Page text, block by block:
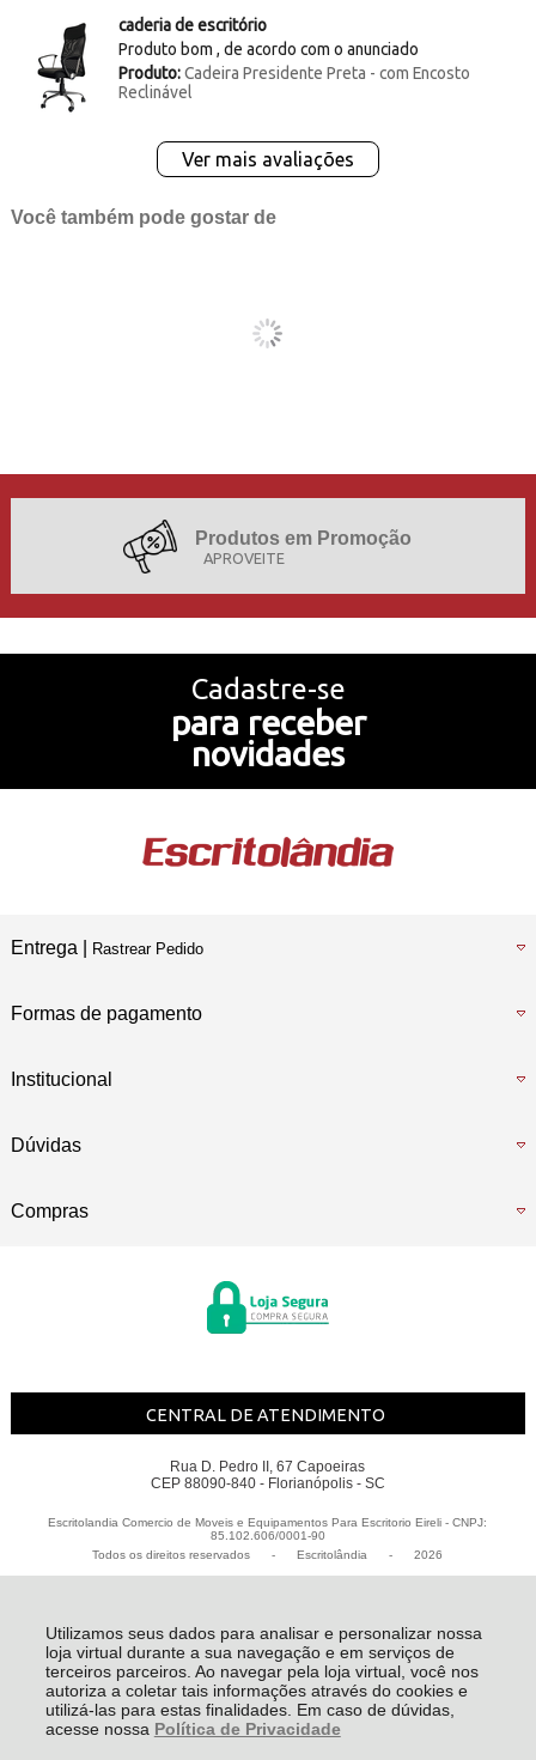
Utilizamos seus dados para analisar e personalizar nossa
loja virtual durante a sua navegação e em serviços de
terceiros parceiros. Ao navegar pela loja virtual, você nos
autoriza a coletar tais informações através do cookies e
utilizá-las para estas finalidades. Em caso de dúvidas,
acesse nossa Política de Privacidade
caderia de escritório
Produto bom , de acordo com o anunciado
Produto:Cadeira Presidente Preta - com Encosto
Reclinável
Ver mais avaliações
Você também pode gostar de
Produtos em Promoção
APROVEITE
Nossa História
Loja Física
Cadastre-se
para receber
novidades
Entrega | Rastrear Pedido
Formas de pagamento
Institucional
Dúvidas
Compras
CENTRAL DE ATENDIMENTO
Rua D. Pedro II, 67 Capoeiras
CEP 88090-840 - Florianópolis - SC
Escritolandia Comercio de Moveis e Equipamentos Para Escritorio Eireli - CNPJ:
85.102.606/0001-90
Todos os direitos reservados
- Escritolândia - 2026